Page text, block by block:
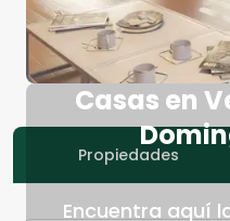
Casas en
Encuentra aquí
Propiedades